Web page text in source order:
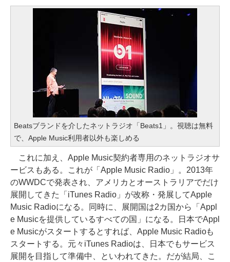
Beatsブランドを介したネットラジオ「Beats1」。視聴は無料
で、Apple Music利用者以外も楽しめる
これに加え、Apple Music契約者専用のネットラジオサ
ービスもある。これが「Apple Music Radio」。2013年
のWWDCで発表され、アメリカとオーストラリアでだけ
展開してきた「iTunes Radio」が改称・発展してApple
Music Radioになる。同時に、展開国は2カ国から「Appl
e Musicを提供しているすべての国」になる。日本でAppl
e Musicがスタートするとすれば、Apple Music Radioも
スタートする。元々iTunes Radioは、日本でもサービス
展開を目指して準備中、といわれてきた。だが結局、こ